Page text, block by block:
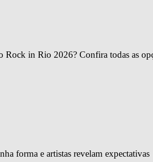
in Rio 2026? Confira todas as
forma e artistas revelam expectativas